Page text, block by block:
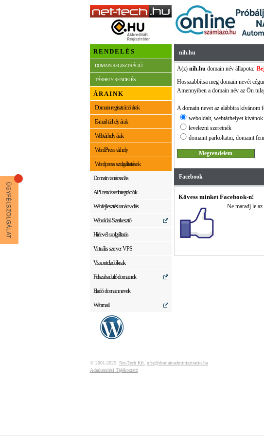
RENDELÉS
DOMAIN REGISZTRÁCIÓ
TÁRHELY RENDELÉS
ÁRAINK
Domain regisztráció árak
E-mail tárhely árak
Webtárhely árak
WordPress tárhely
Wordpress szolgáltatások
Domain tanácsadás
API rendszerintegrációk
Webfejlesztési tanácsadás
Weboldal-Szerkesztő
Hírlevél szolgáltatás
Virtuális szerver VPS
Viszonteladóknak
Felszabaduló domainek
Eladó domain nevek
Webmail
nih.hu
A(z) nih.hudomain név állapota:
Hosszabbítsa meg domain nevét
Amennyiben a domain név az Ön
A domain nevet az alábbira kívánom
weboldalt, webtárhelyet kívánok
levelezni szeretnék
domaint parkoltatni, domaint
Facebook
Kövess minket Facebook-n!
Ne maradj le
© 2001-2025. Net-Tech Kft. ufsz@domainadminisztracio.hu
Adatkezelési Tájékoztató